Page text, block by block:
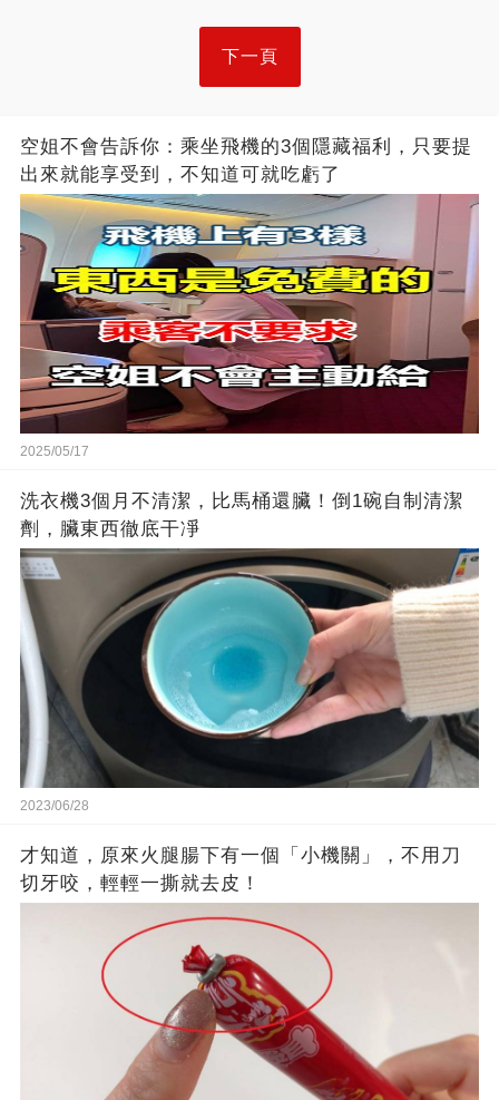
下一頁
空姐不會告訴你：乘坐飛機的3個隱藏福利，只要提
出來就能享受到，不知道可就吃虧了
2025/05/17
洗衣機3個月不清潔，比馬桶還臟！倒1碗自制清潔
劑，臟東西徹底干凈
2023/06/28
才知道，原來火腿腸下有一個「小機關」，不用刀
切牙咬，輕輕一撕就去皮！